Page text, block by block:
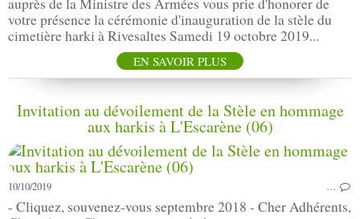
votre présence la cérémonie d'inauguration de la stèle du
cimetière harki à Rivesaltes Samedi 19 octobre 2019...
EN SAVOIR PLUS
Invitation au dévoilement de la Stèle en hommage
aux harkis à L'Escarène (06)
10/10/2019 …
- Cliquez, souvenez-vous septembre 2018 - Cher Adhérents,